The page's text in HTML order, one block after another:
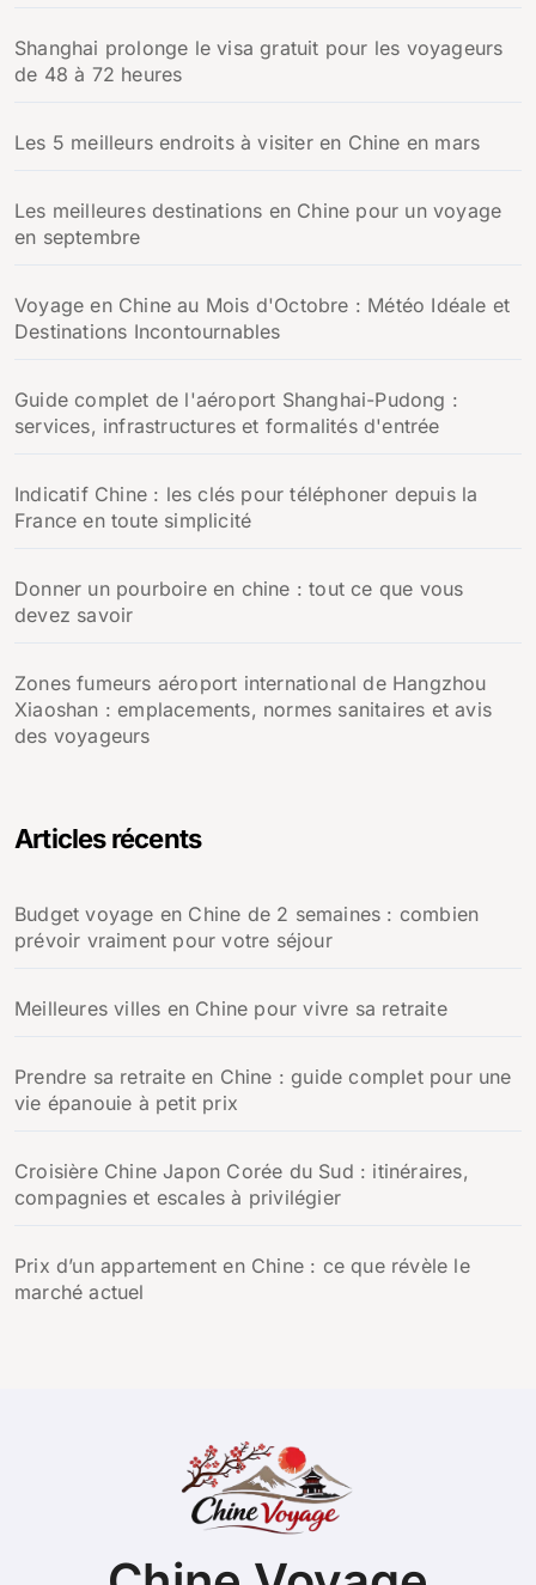
Shanghai prolonge le visa gratuit pour les voyageurs
de 48 à 72 heures
Les 5 meilleurs endroits à visiter en Chine en mars
Les meilleures destinations en Chine pour un voyage
en septembre
Voyage en Chine au Mois d'Octobre : Météo Idéale et
Destinations Incontournables
Guide complet de l'aéroport Shanghai-Pudong :
services, infrastructures et formalités d'entrée
Indicatif Chine : les clés pour téléphoner depuis la
France en toute simplicité
Donner un pourboire en chine : tout ce que vous
devez savoir
Zones fumeurs aéroport international de Hangzhou
Xiaoshan : emplacements, normes sanitaires et avis
des voyageurs
Articles récents
Budget voyage en Chine de 2 semaines : combien
prévoir vraiment pour votre séjour
Meilleures villes en Chine pour vivre sa retraite
Prendre sa retraite en Chine : guide complet pour une
vie épanouie à petit prix
Croisière Chine Japon Corée du Sud : itinéraires,
compagnies et escales à privilégier
Prix d’un appartement en Chine : ce que révèle le
marché actuel